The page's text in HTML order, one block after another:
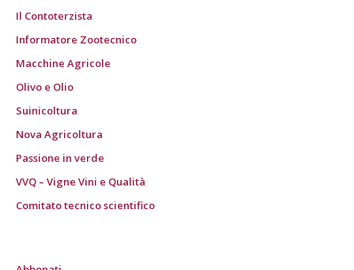
Il Contoterzista
Informatore Zootecnico
Macchine Agricole
Olivo e Olio
Suinicoltura
Nova Agricoltura
Passione in verde
VVQ – Vigne Vini e Qualità
Comitato tecnico scientifico